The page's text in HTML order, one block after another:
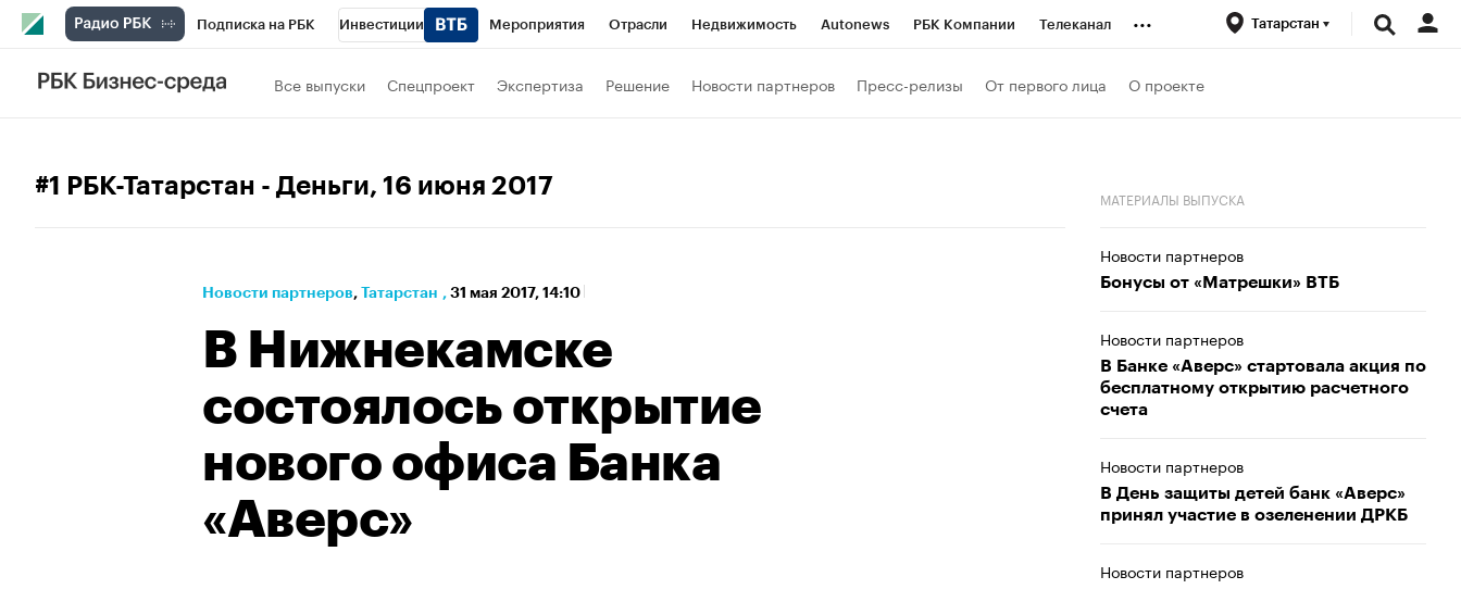
Подписка на РБК Инвестиции Мероприятия Отрасли Недвижимость Autonews РБК Компании Телеканал
РБК Вино
... Татарстан
Все выпуски Спецпроект Экспертиза Решение Новости партнеров Пресс-релизы От первого лица О проекте
#1 РБК-Татарстан - Деньги, 16 июня 2017
Новости партнеров⁠, Татарстан , 31 мая 2017, 14:10
В Нижнекамске
состоялось открытие
нового офиса Банка
«Аверс»
МАТЕРИАЛЫ ВЫПУСКА
Новости партнеров
Бонусы от «Матрешки» ВТБ
Новости партнеров
В Банке «Аверс» стартовала акция по
бесплатному открытию расчетного
счета
Новости партнеров
В День защиты детей банк «Аверс»
принял участие в озеленении ДРКБ
Новости партнеров